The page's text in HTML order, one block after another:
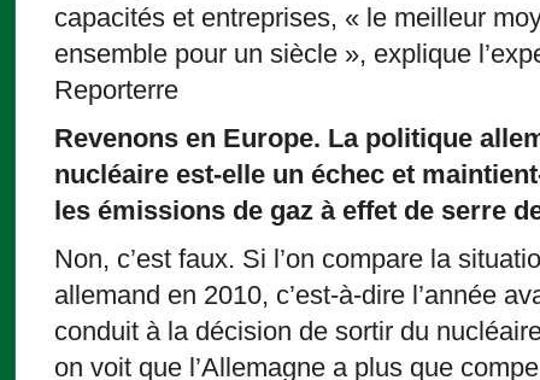
capacités et entreprises, « le meilleur
ensemble pour un siècle », explique
Reporterre
Revenons en Europe. La politique
nucléaire est-elle un échec et
les émissions de gaz à effet de serre
Non, c’est faux. Si l’on compare la
allemand en 2010, c’est-à-dire l’année
conduit à la décision de sortir du
on voit que l’Allemagne a plus que